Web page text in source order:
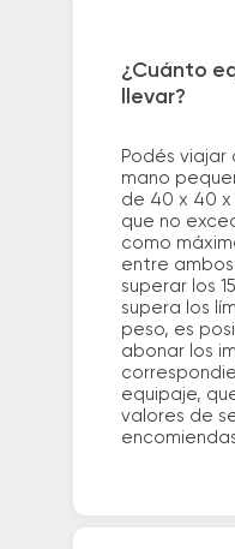
¿Cuánto
llevar?
Podés viajar
mano
de 40 x 40 x
que no
como
entre
superar los
supera los
peso, es
abonar los
equipaje,
valores de